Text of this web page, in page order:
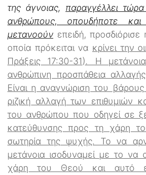
της άγνοιας, παραγγέλλει
ανθρώπους, οπουδήποτε
μετανοούν επειδή,
οποία πρόκειται να κρίνει την
Πράξεις 17:30-31). Η
ανθρώπινη προσπάθεια
Είναι η αναγνώριση του
ριζική αλλαγή των επιθυμιών
του ανθρώπου που οδηγεί σε
κατεύθυνσης προς τη χάρη
σωτηρία της ψυχής. Το να
μετάνοια ισοδυναμεί με το να
χάρη του Θεού και αυτό